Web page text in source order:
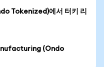
Tokenized)에서 터키 리
(Ondo